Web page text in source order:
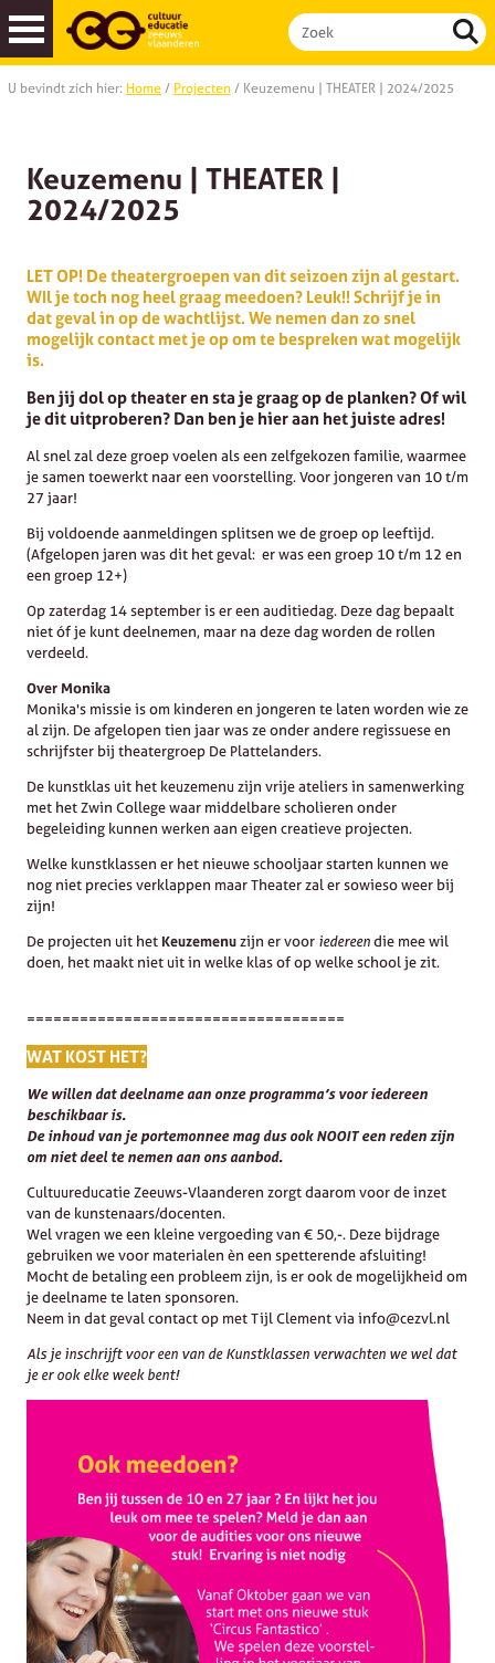
Cultuurmenu| basisscholen
U bevindt zich hier: Home/ Projecten/ Keuzemenu | THEATER | 2024/2025
Keuzemenu | THEATER |
2024/2025
LET OP! De theatergroepen van dit seizoen zijn al gestart.
WIl je toch nog heel graag meedoen? Leuk!! Schrijf je in
dat geval in op de wachtlijst. We nemen dan zo snel
mogelijk contact met je op om te bespreken wat mogelijk
is.
Ben jij dol op theater en sta je graag op de planken? Of wil
je dit uitproberen? Dan ben je hier aan het juiste adres!
Al snel zal deze groep voelen als een zelfgekozen familie, waarmee
je samen toewerkt naar een voorstelling. Voor jongeren van 10 t/m
27 jaar!
Bij voldoende aanmeldingen splitsen we de groep op leeftijd.
(Afgelopen jaren was dit het geval: er was een groep 10 t/m 12 en
een groep 12+)
Op zaterdag 14 september is er een auditiedag. Deze dag bepaalt
niet óf je kunt deelnemen, maar na deze dag worden de rollen
verdeeld.
Over Monika
Monika's missie is om kinderen en jongeren te laten worden wie ze
al zijn. De afgelopen tien jaar was ze onder andere regissuese en
schrijfster bij theatergroep De Plattelanders.
De kunstklas uit het keuzemenu zijn vrije ateliers in samenwerking
met het Zwin College waar middelbare scholieren onder
begeleiding kunnen werken aan eigen creatieve projecten.
Welke kunstklassen er het nieuwe schooljaar starten kunnen we
nog niet precies verklappen maar Theater zal er sowieso weer bij
zijn!
De projecten uit het Keuzemenuzijn er voor iedereendie mee wil
doen, het maakt niet uit in welke klas of op welke school je zit.
====================================
WAT KOST HET?
We willen dat deelname aan onze programma’s voor iedereen
beschikbaar is.
De inhoud van je portemonnee mag dus ook NOOIT een reden zijn
om niet deel te nemen aan ons aanbod.
Cultuureducatie Zeeuws-Vlaanderen zorgt daarom voor de inzet
van de kunstenaars/docenten.
Wel vragen we een kleine vergoeding van € 50,-. Deze bijdrage
gebruiken we voor materialen èn een spetterende afsluiting!
Mocht de betaling een probleem zijn, is er ook de mogelijkheid om
je deelname te laten sponsoren.
Neem in dat geval contact op met Tijl Clement via info@cezvl.nl
Als je inschrijft voor een van de Kunstklassen verwachten we wel dat
je er ook elke week bent!